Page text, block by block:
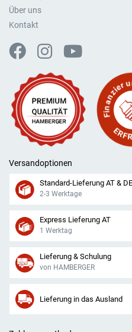
Über uns
Kontakt
Versandoptionen
Standard-Lieferung AT & DE
2-3 Werktage
Express Lieferung AT
1 Werktag
Lieferung & Schulung
von HAMBERGER
Lieferung in das Ausland